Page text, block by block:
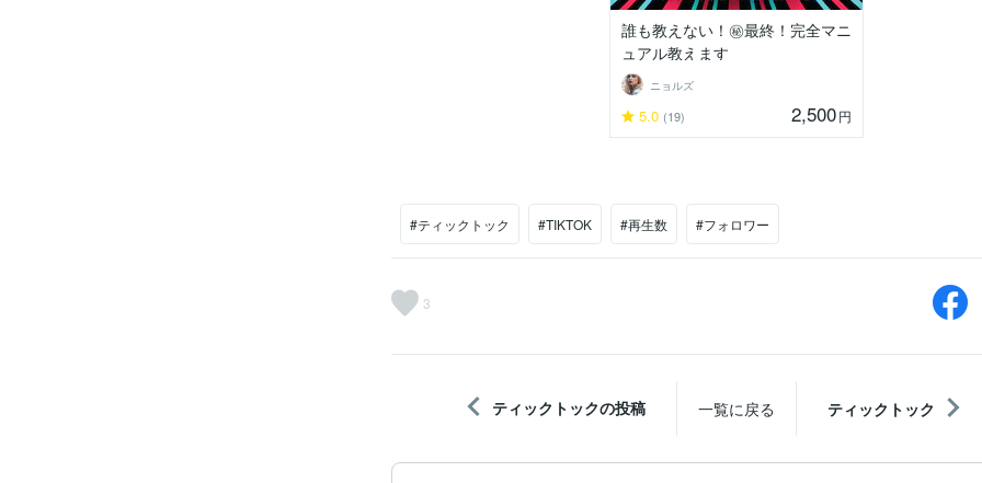
誰も教えない！㊙️最終！完全マニ
ュアル教えます
ニョルズ
5.0 (19) 2,500円
#ティックトック #TIKTOK #再生数 #フォロワー
3
ティックトックの投稿 一覧に戻る ティックトック